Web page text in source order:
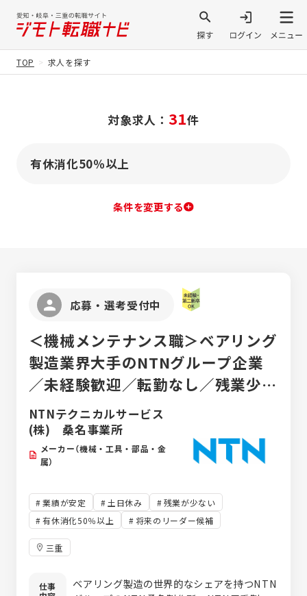
TOP 求人を探す
対象求人： 31件
有休消化50％以上
条件を変更する
応募・選考受付中
＜機械メンテナンス職＞ベアリング
製造業界大手のNTNグループ企業
／未経験歓迎／転勤なし／残業少な
めでプライベート充実
NTNテクニカルサービス
(株) 桑名事業所
メーカー（機械・工具・部品・金
属）
業績が安定 土日休み
残業が少ない
有休消化50％以上
将来のリーダー候補
三重
仕事
ベアリング製造の世界的なシェアを持つNTN